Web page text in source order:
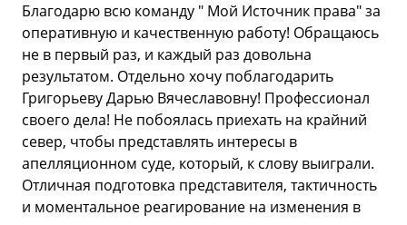
Благодарю всю команду " Мой Источник права" за
оперативную и качественную работу! Обращаюсь
не в первый раз, и каждый раз довольна
результатом. Отдельно хочу поблагодарить
Григорьеву Дарью Вячеславовну! Профессионал
своего дела! Не побоялась приехать на крайний
север, чтобы представлять интересы в
апелляционном суде, который, к слову выиграли.
Отличная подготовка представителя, тактичность
и моментальное реагирование на изменения в